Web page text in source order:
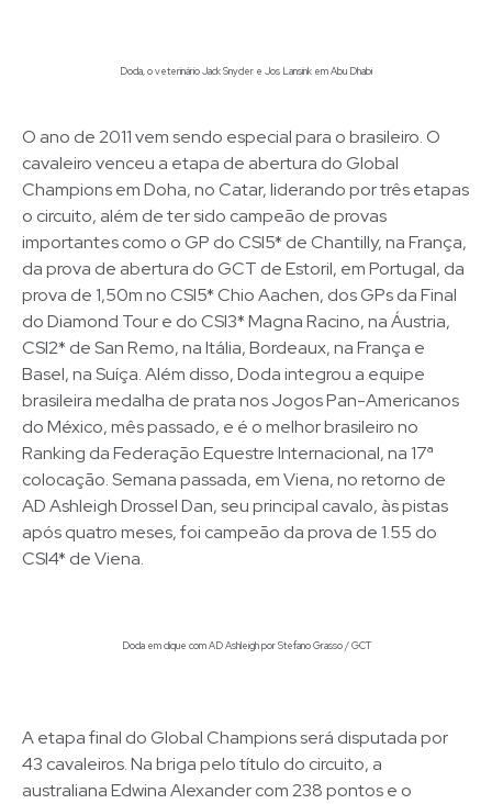
Doda, o veterinário Jack Snyder e Jos Lansink em Abu Dhabi
O ano de 2011 vem sendo especial para o brasileiro. O
cavaleiro venceu a etapa de abertura do Global
Champions em Doha, no Catar, liderando por três etapas
o circuito, além de ter sido campeão de provas
importantes como o GP do CSI5* de Chantilly, na França,
da prova de abertura do GCT de Estoril, em Portugal, da
prova de 1,50m no CSI5* Chio Aachen, dos GPs da Final
do Diamond Tour e do CSI3* Magna Racino, na Áustria,
CSI2* de San Remo, na Itália, Bordeaux, na França e
Basel, na Suíça. Além disso, Doda integrou a equipe
brasileira medalha de prata nos Jogos Pan-Americanos
do México, mês passado, e é o melhor brasileiro no
Ranking da Federação Equestre Internacional, na 17ª
colocação. Semana passada, em Viena, no retorno de
AD Ashleigh Drossel Dan, seu principal cavalo, às pistas
após quatro meses, foi campeão da prova de 1.55 do
CSI4* de Viena.
Doda em clique com AD Ashleigh por Stefano Grasso / GCT
A etapa final do Global Champions será disputada por
43 cavaleiros. Na briga pelo título do circuito, a
australiana Edwina Alexander com 238 pontos e o